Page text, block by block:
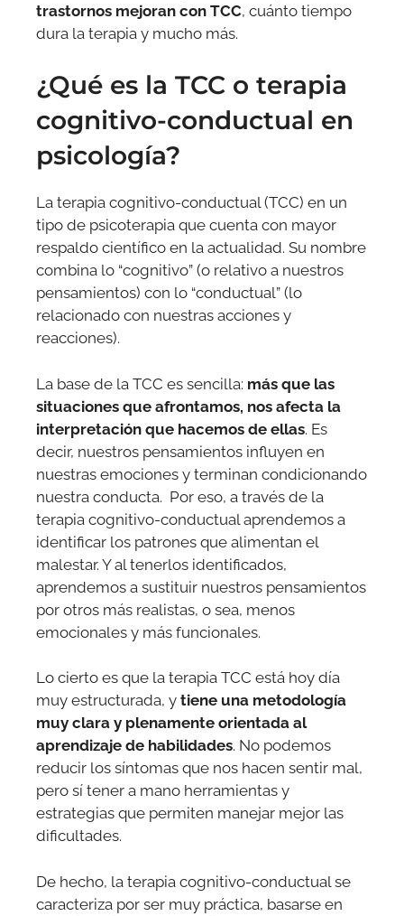
trastornos mejoran con TCC, cuánto tiempo
dura la terapia y mucho más.
¿Qué es la TCC o terapia
cognitivo-conductual en
psicología?
La terapia cognitivo-conductual (TCC) en un
tipo de psicoterapia que cuenta con mayor
respaldo científico en la actualidad. Su nombre
combina lo “cognitivo” (o relativo a nuestros
pensamientos) con lo “conductual” (lo
relacionado con nuestras acciones y
reacciones).
La base de la TCC es sencilla: más que las
situaciones que afrontamos, nos afecta la
interpretación que hacemos de ellas. Es
decir, nuestros pensamientos influyen en
nuestras emociones y terminan condicionando
nuestra conducta. Por eso, a través de la
terapia cognitivo-conductual aprendemos a
identificar los patrones que alimentan el
malestar. Y al tenerlos identificados,
aprendemos a sustituir nuestros pensamientos
por otros más realistas, o sea, menos
emocionales y más funcionales.
Lo cierto es que la terapia TCC está hoy día
muy estructurada, y tiene una metodología
muy clara y plenamente orientada al
aprendizaje de habilidades. No podemos
reducir los síntomas que nos hacen sentir mal,
pero sí tener a mano herramientas y
estrategias que permiten manejar mejor las
dificultades.
De hecho, la terapia cognitivo-conductual se
caracteriza por ser muy práctica, basarse en